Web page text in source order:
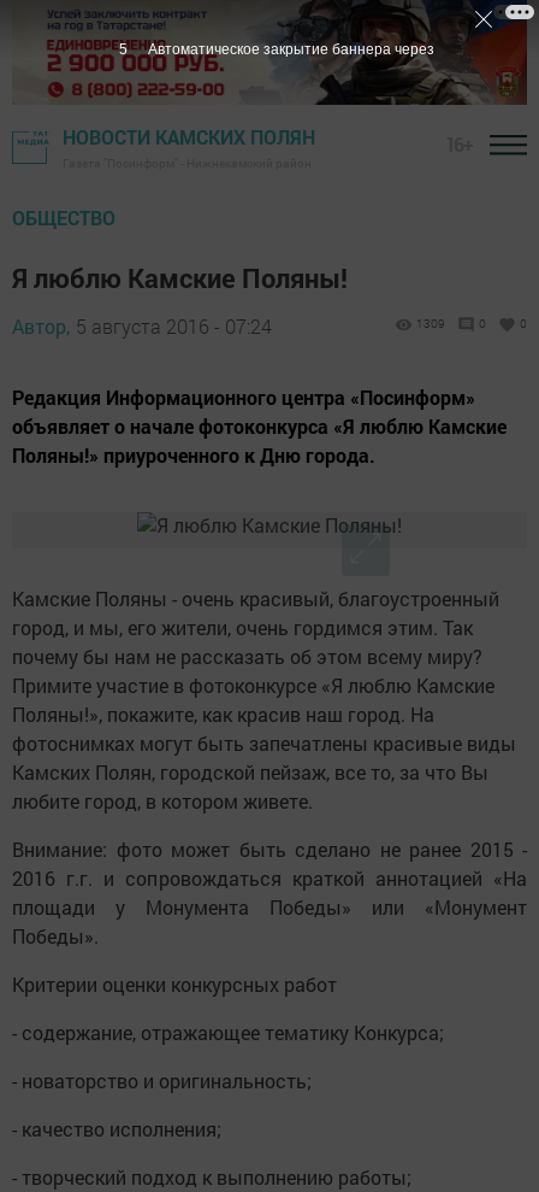
НОВОСТИ КАМСКИХ ПОЛЯН
ОБЩЕСТВО
Я люблю Камские Поляны!
Автор, 5 августа 2016 - 07:24 1309 0 0
Редакция Информационного центра «Посинформ»
объявляет о начале фотоконкурса «Я люблю Камские
Поляны!» приуроченного к Дню города.
Камские Поляны - очень красивый, благоустроенный
город, и мы, его жители, очень гордимся этим. Так
почему бы нам не рассказать об этом всему миру?
Примите участие в фотоконкурсе «Я люблю Камские
Поляны!», покажите, как красив наш город. На
фотоснимках могут быть запечатлены красивые виды
Камских Полян, городской пейзаж, все то, за что Вы
любите город, в котором живете.
Внимание: фото может быть сделано не ранее 2015 -
2016 г.г. и сопровождаться краткой аннотацией «На
площади у Монумента Победы» или «Монумент
Победы».
Критерии оценки конкурсных работ
- содержание, отражающее тематику Конкурса;
- новаторство и оригинальность;
- качество исполнения;
- творческий подход к выполнению работы;
4 Автоматическое закрытие баннера через